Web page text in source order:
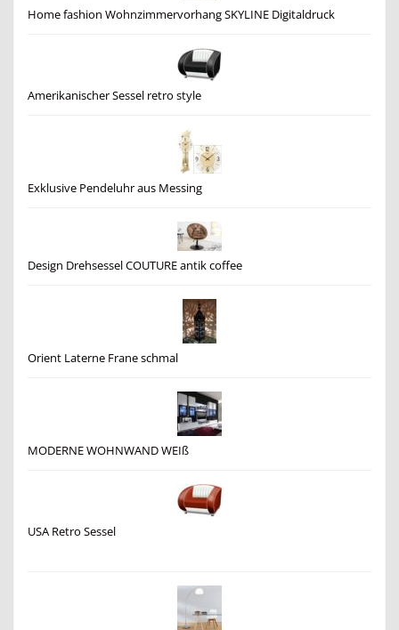
Home fashion Wohnzimmervorhang SKYLINE Digitaldruck
Amerikanischer Sessel retro style
Exklusive Pendeluhr aus Messing
Design Drehsessel COUTURE antik coffee
Orient Laterne Frane schmal
MODERNE WOHNWAND WEIß
USA Retro Sessel